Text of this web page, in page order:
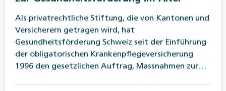
Als privatrechtliche Stiftung, die von Kantonen und
Versicherern getragen wird, hat
Gesundheitsförderung Schweiz seit der Einführung
der obligatorischen Krankenpflegeversicherung
1996 den gesetzlichen Auftrag, Massnahmen zur…